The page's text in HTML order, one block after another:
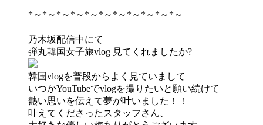
*～*～*～*～*～*～*～*～*～*～*～
乃木坂配信中にて
弾丸韓国女子旅vlog 見てくれましたか?
韓国vlogを普段からよく見ていまして
いつかYouTubeでvlogを撮りたいと願い続けて
熱い思いを伝えて夢が叶いました！！
叶えてくださったスタッフさん、